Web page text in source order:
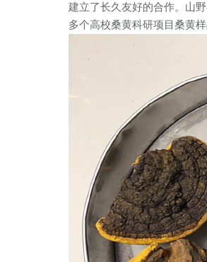
建立了长久友好的合作。山
多个高校桑黄科研项目桑黄